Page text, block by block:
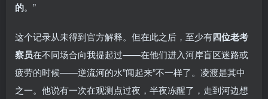
的。”
这个记录从未得到官方解释。但在此之后，至少有四位老考
察员在不同场合向我提起过——在他们进入河岸盲区迷路或
疲劳的时候——逆流河的水”闻起来”不一样了。凌渡是其中
之一。他说有一次在观测点过夜，半夜冻醒了，走到河边想